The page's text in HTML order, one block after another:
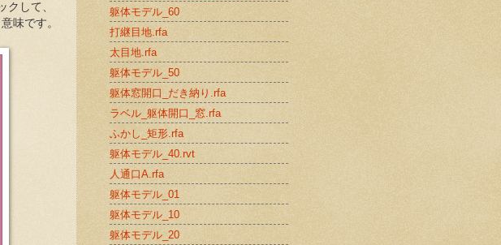
して、
味です。
躯体モデル_60
打継目地.rfa
太目地.rfa
躯体モデル_50
躯体窓開口_だき納り.rfa
ラベル_躯体開口_窓.rfa
ふかし_矩形.rfa
躯体モデル_40.rvt
人通口A.rfa
躯体モデル_01
躯体モデル_10
躯体モデル_20